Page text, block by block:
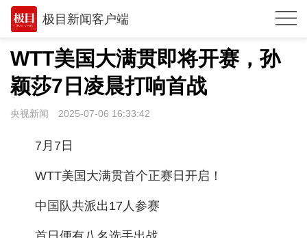
极目新闻客户端
推荐
观点
时政
WTT美国大满贯即将开赛，孙
颖莎7日凌晨打响首战
央视新闻 2025-07-06 16:33:42
7月7日
WTT美国大满贯首个正赛日开启！
中国队共派出17人参赛